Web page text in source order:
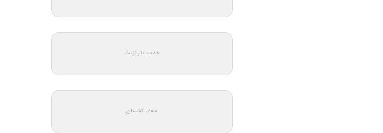
خدمات ترانزیت
سقف کشسان